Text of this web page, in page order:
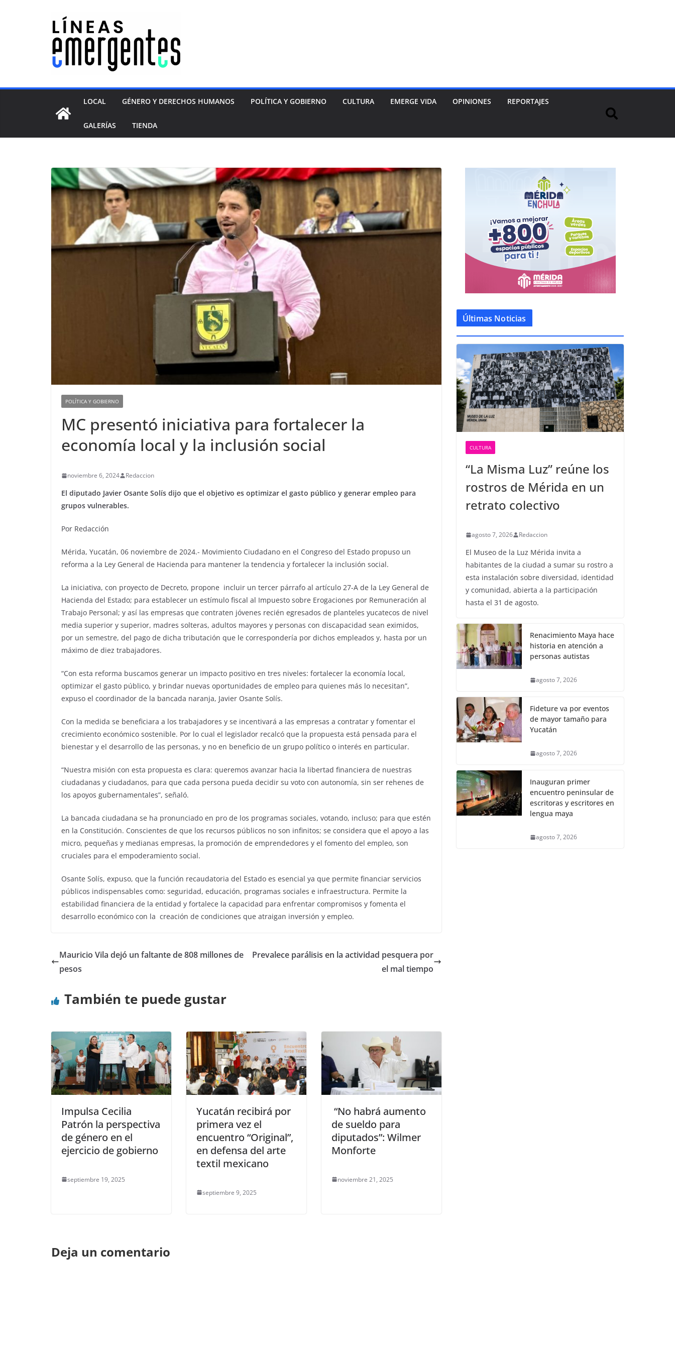
LOCAL GÉNERO Y DERECHOS HUMANOS POLÍTICA Y GOBIERNO CULTURA EMERGE VIDA OPINIONES REPORTAJES
GALERÍAS TIENDA
POLÍTICA Y GOBIERNO
MC presentó iniciativa para fortalecer la
economía local y la inclusión social
noviembre 6, 2024 Redaccion
El diputado Javier Osante Solís dijo que el objetivo es optimizar el gasto público y generar empleo para
grupos vulnerables.
Por Redacción
Mérida, Yucatán, 06 noviembre de 2024.- Movimiento Ciudadano en el Congreso del Estado propuso un
reforma a la Ley General de Hacienda para mantener la tendencia y fortalecer la inclusión social.
La iniciativa, con proyecto de Decreto, propone incluir un tercer párrafo al artículo 27-A de la Ley General de
Hacienda del Estado; para establecer un estímulo fiscal al Impuesto sobre Erogaciones por Remuneración al
Trabajo Personal; y así las empresas que contraten jóvenes recién egresados de planteles yucatecos de nivel
media superior y superior, madres solteras, adultos mayores y personas con discapacidad sean eximidos,
por un semestre, del pago de dicha tributación que le correspondería por dichos empleados y, hasta por un
máximo de diez trabajadores.
“Con esta reforma buscamos generar un impacto positivo en tres niveles: fortalecer la economía local,
optimizar el gasto público, y brindar nuevas oportunidades de empleo para quienes más lo necesitan”,
expuso el coordinador de la bancada naranja, Javier Osante Solís.
Con la medida se beneficiara a los trabajadores y se incentivará a las empresas a contratar y fomentar el
crecimiento económico sostenible. Por lo cual el legislador recalcó que la propuesta está pensada para el
bienestar y el desarrollo de las personas, y no en beneficio de un grupo político o interés en particular.
“Nuestra misión con esta propuesta es clara: queremos avanzar hacia la libertad financiera de nuestras
ciudadanas y ciudadanos, para que cada persona pueda decidir su voto con autonomía, sin ser rehenes de
los apoyos gubernamentales”, señaló.
La bancada ciudadana se ha pronunciado en pro de los programas sociales, votando, incluso; para que estén
en la Constitución. Conscientes de que los recursos públicos no son infinitos; se considera que el apoyo a las
micro, pequeñas y medianas empresas, la promoción de emprendedores y el fomento del empleo, son
cruciales para el empoderamiento social.
Osante Solís, expuso, que la función recaudatoria del Estado es esencial ya que permite financiar servicios
públicos indispensables como: seguridad, educación, programas sociales e infraestructura. Permite la
estabilidad financiera de la entidad y fortalece la capacidad para enfrentar compromisos y fomenta el
desarrollo económico con la creación de condiciones que atraigan inversión y empleo.
Mauricio Vila dejó un faltante de 808 millones de
pesos
Prevalece parálisis en la actividad pesquera por
el mal tiempo
También te puede gustar
Impulsa Cecilia
Patrón la perspectiva
de género en el
ejercicio de gobierno
septiembre 19, 2025
Yucatán recibirá por
primera vez el
encuentro “Original”,
en defensa del arte
textil mexicano
septiembre 9, 2025
“No habrá aumento
de sueldo para
diputados”: Wilmer
Monforte
noviembre 21, 2025
Deja un comentario
Últimas Noticias
CULTURA
“La Misma Luz” reúne los
rostros de Mérida en un
retrato colectivo
agosto 7, 2026 Redaccion
El Museo de la Luz Mérida invita a
habitantes de la ciudad a sumar su rostro a
esta instalación sobre diversidad, identidad
y comunidad, abierta a la participación
hasta el 31 de agosto.
Renacimiento Maya hace
historia en atención a
personas autistas
agosto 7, 2026
Fideture va por eventos
de mayor tamaño para
Yucatán
agosto 7, 2026
Inauguran primer
encuentro peninsular de
escritoras y escritores en
lengua maya
agosto 7, 2026